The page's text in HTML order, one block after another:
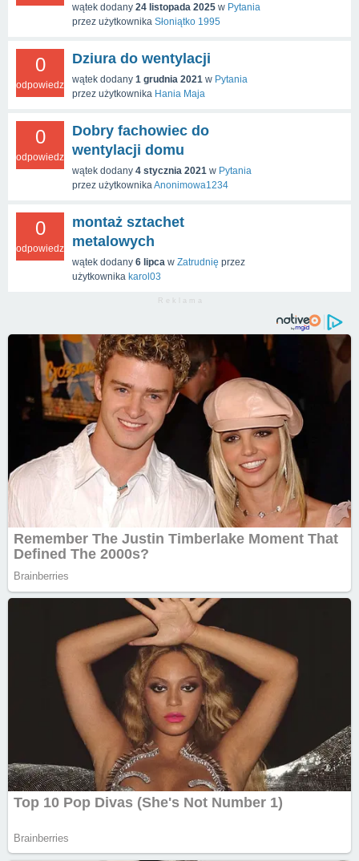
wątek dodany 24 listopada 2025 w Pytania
przez użytkownika Słoniątko 1995
0
odpowiedzi
Dziura do wentylacji
wątek dodany 1 grudnia 2021 w Pytania
przez użytkownika Hania Maja
0
odpowiedzi
Dobry fachowiec do
wentylacji domu
wątek dodany 4 stycznia 2021 w Pytania
przez użytkownika Anonimowa1234
0
odpowiedzi
montaż sztachet
metalowych
wątek dodany 6 lipca w Zatrudnię przez
użytkownika karol03
R e k l a m a